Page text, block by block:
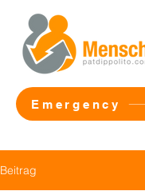
Emergency
Beitrag